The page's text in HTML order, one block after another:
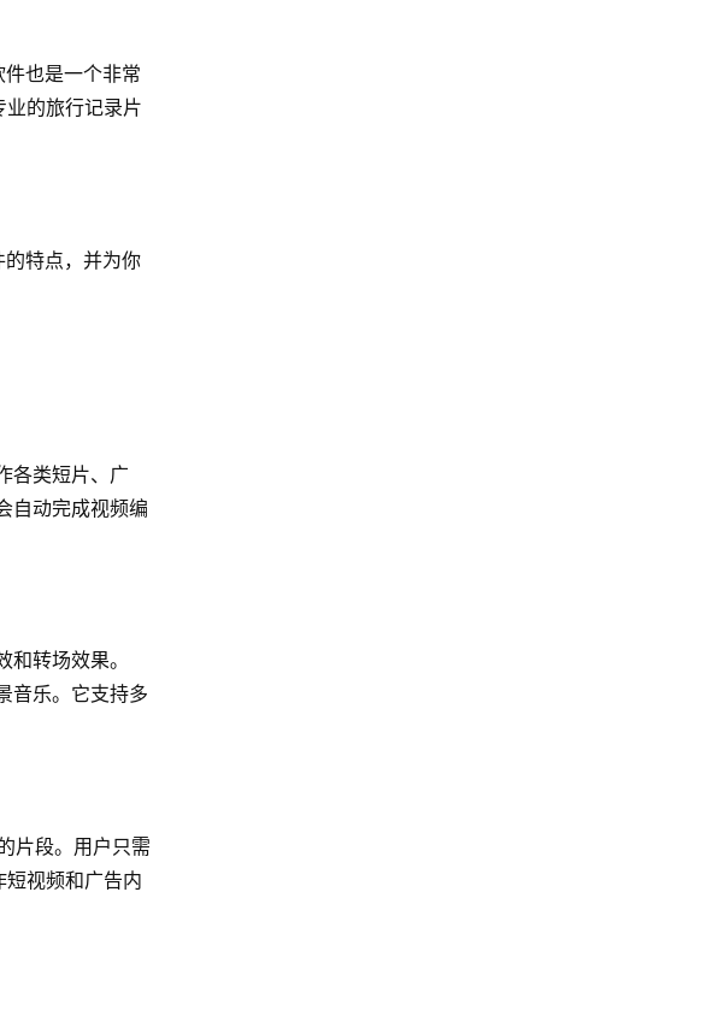
也是一个非常
的旅行记录片
特点，并为你
各类短片、广
自动完成视频编
转场效果。
音乐。它支持多
片段。用户只需
视频和广告内